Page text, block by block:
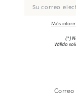
Más
(*)
Válido